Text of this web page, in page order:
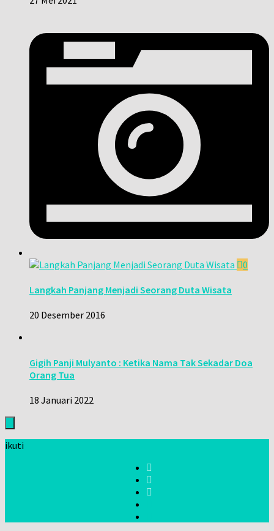
0
Langkah Panjang Menjadi Seorang Duta Wisata
20 Desember 2016
Gigih Panji Mulyanto : Ketika Nama Tak Sekadar Doa
Orang Tua
18 Januari 2022
ikuti